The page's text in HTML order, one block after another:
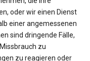
oder wir einen Dienst
einer angemessenen
sind dringende Fälle,
zu
zu reagieren oder